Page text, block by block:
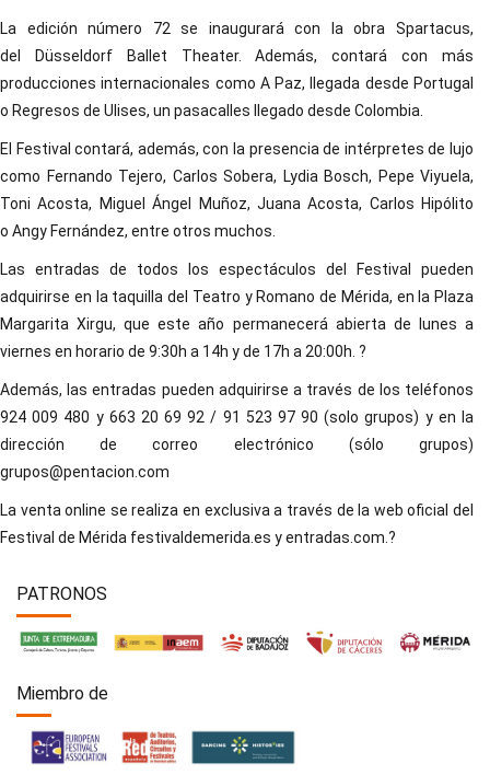
La edición número 72 se inaugurará con la obra Spartacus,
del Düsseldorf Ballet Theater. Además, contará con más
producciones internacionales como A Paz, llegada desde Portugal
o Regresos de Ulises, un pasacalles llegado desde Colombia.
El Festival contará, además, con la presencia de intérpretes de lujo
como Fernando Tejero, Carlos Sobera, Lydia Bosch, Pepe Viyuela,
Toni Acosta, Miguel Ángel Muñoz, Juana Acosta, Carlos Hipólito
o Angy Fernández, entre otros muchos.
Las entradas de todos los espectáculos del Festival pueden
adquirirse en la taquilla del Teatro y Romano de Mérida, en la Plaza
Margarita Xirgu, que este año permanecerá abierta de lunes a
viernes en horario de 9:30h a 14h y de 17h a 20:00h. ?
Además, las entradas pueden adquirirse a través de los teléfonos
924 009 480 y 663 20 69 92 / 91 523 97 90 (solo grupos) y en la
dirección de correo electrónico (sólo grupos)
grupos@pentacion.com
La venta online se realiza en exclusiva a través de la web oficial del
Festival de Mérida festivaldemerida.es y entradas.com.?
PATRONOS
Miembro de